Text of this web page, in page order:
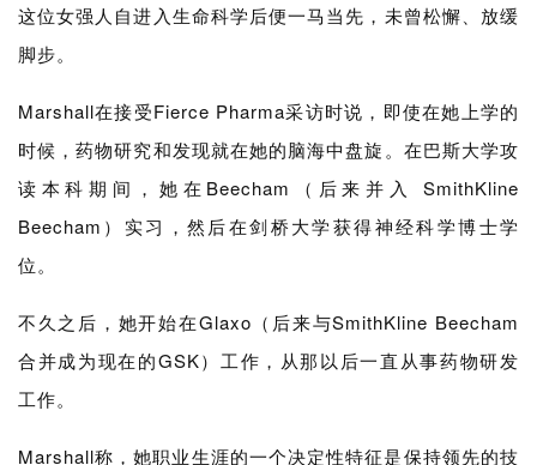
这位女强人自进入生命科学后便一马当先，未曾松懈、放缓
脚步。
Marshall在接受Fierce Pharma采访时说，即使在她上学的
时候，药物研究和发现就在她的脑海中盘旋。在巴斯大学攻
读本科期间，她在Beecham（后来并入 SmithKline
Beecham）实习，然后在剑桥大学获得神经科学博士学
位。
不久之后，她开始在Glaxo（后来与SmithKline Beecham
合并成为现在的GSK）工作，从那以后一直从事药物研发
工作。
Marshall称，她职业生涯的一个决定性特征是保持领先的技